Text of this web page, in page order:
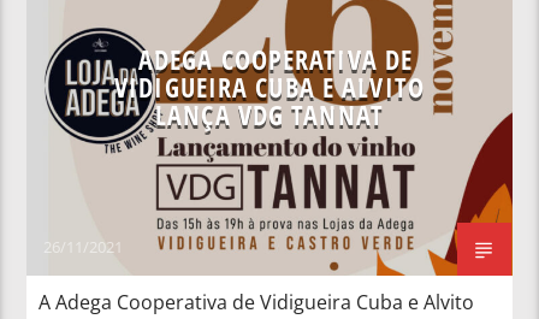
ADEGA COOPERATIVA DE
VIDIGUEIRA CUBA E ALVITO
LANÇA VDG TANNAT
26/11/2021
A Adega Cooperativa de Vidigueira Cuba e Alvito